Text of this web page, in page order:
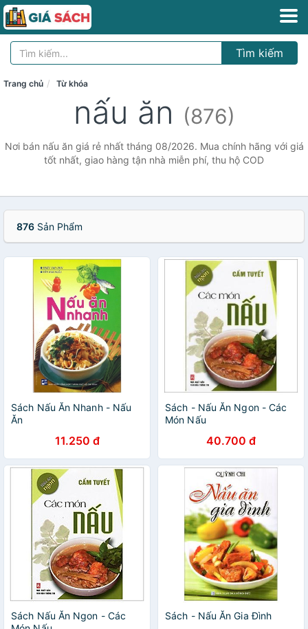
Tìm kiếm
Trang chủ Từ khóa
nấu ăn (876)
Nơi bán nấu ăn giá rẻ nhất tháng 08/2026. Mua chính hãng với giá
tốt nhất, giao hàng tận nhà miễn phí, thu hộ COD
876 Sản Phẩm
Sách Nấu Ăn Nhanh - Nấu
Ăn
11.250 đ
Sách - Nấu Ăn Ngon - Các
Món Nấu
40.700 đ
Sách Nấu Ăn Ngon - Các
Sách - Nấu Ăn Gia Đình